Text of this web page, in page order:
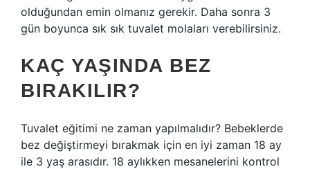
olduğundan emin olmanız gerekir. Daha sonra 3
gün boyunca sık sık tuvalet molaları verebilirsiniz.
KAÇ YAŞINDA BEZ
BIRAKILIR?
Tuvalet eğitimi ne zaman yapılmalıdır? Bebeklerde
bez değiştirmeyi bırakmak için en iyi zaman 18 ay
ile 3 yaş arasıdır. 18 aylıkken mesanelerini kontrol